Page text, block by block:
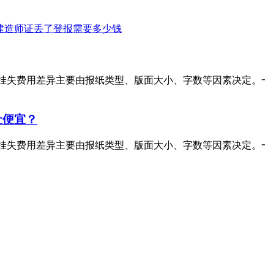
造师证丢了登报需要多少钱
费用差异主要由报纸类型、版面大小、字数等因素决定
宜？
费用差异主要由报纸类型、版面大小、字数等因素决定